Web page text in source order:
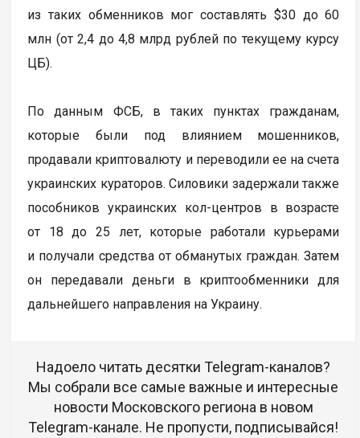
из таких обменников мог составлять $30 до 60
млн (от 2,4 до 4,8 млрд рублей по текущему курсу
ЦБ).
По данным ФСБ, в таких пунктах гражданам,
которые были под влиянием мошенников,
продавали криптовалюту и переводили ее на счета
украинских кураторов. Силовики задержали также
пособников украинских кол-центров в возрасте
от 18 до 25 лет, которые работали курьерами
и получали средства от обманутых граждан. Затем
он передавали деньги в криптообменники для
дальнейшего направления на Украину.
Надоело читать десятки Telegram-каналов?
Мы собрали все самые важные и интересные
новости Московского региона в новом
Telegram-канале. Не пропусти, подписывайся!